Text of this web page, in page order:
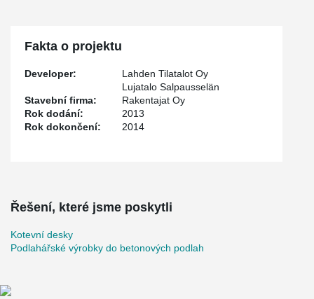
Fakta o projektu
Developer: Lahden Tilatalot Oy
Stavební firma:
Lujatalo Salpausselän
Rakentajat Oy
Rok dodání:
2013
Rok dokončení:
2014
Řešení, které jsme poskytli
Kotevní desky
Podlahářské výrobky do betonových podlah